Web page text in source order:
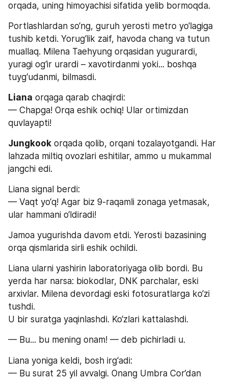
orqada, uning himoyachisi sifatida yelib bormoqda.
Portlashlardan so‘ng, guruh yerosti metro yo‘lagiga
tushib ketdi. Yorug‘lik zaif, havoda chang va tutun
muallaq. Milena Taehyung orqasidan yugurardi,
yuragi og‘ir urardi – xavotirdanmi yoki... boshqa
tuyg‘udanmi, bilmasdi.
Liana orqaga qarab chaqirdi:
— Chapga! Orqa eshik ochiq! Ular ortimizdan
quvlayapti!
Jungkook orqada qolib, orqani tozalayotgandi. Har
lahzada miltiq ovozlari eshitilar, ammo u mukammal
jangchi edi.
Liana signal berdi:
— Vaqt yo‘q! Agar biz 9-raqamli zonaga yetmasak,
ular hammani o‘ldiradi!
Jamoa yugurishda davom etdi. Yerosti bazasining
orqa qismlarida sirli eshik ochildi.
Liana ularni yashirin laboratoriyaga olib bordi. Bu
yerda har narsa: biokodlar, DNK parchalar, eski
arxivlar. Milena devordagi eski fotosuratlarga ko‘zi
tushdi.
U bir suratga yaqinlashdi. Ko‘zlari kattalashdi.
— Bu... bu mening onam! — deb pichirladi u.
Liana yoniga keldi, bosh irg‘adi:
— Bu surat 25 yil avvalgi. Onang Umbra Cor’dan